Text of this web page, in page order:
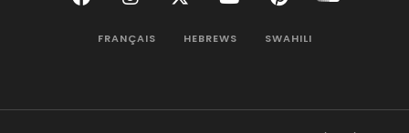
FRANÇAIS HEBREWS SWAHILI